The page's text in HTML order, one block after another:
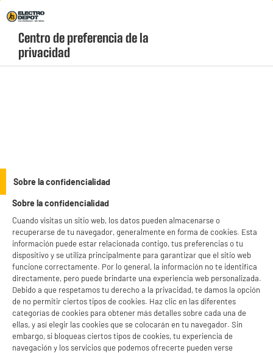
Menú
geolocation-header-icon-text
account
Centro de preferencia de la
privacidad
Sobre la confidencialidad
Sobre la confidencialidad
Cuando visitas un sitio web, los datos pueden almacenarse o
recuperarse de tu navegador, generalmente en forma de cookies. Esta
información puede estar relacionada contigo, tus preferencias o tu
dispositivo y se utiliza principalmente para garantizar que el sitio web
funcione correctamente. Por lo general, la información no te identifica
directamente, pero puede brindarte una experiencia web personalizada.
Debido a que respetamos tu derecho a la privacidad, te damos la opción
de no permitir ciertos tipos de cookies. Haz clic en las diferentes
categorías de cookies para obtener más detalles sobre cada una de
ellas, y así elegir las cookies que se colocarán en tu navegador. Sin
embargo, si bloqueas ciertos tipos de cookies, tu experiencia de
navegación y los servicios que podemos ofrecerte pueden verse